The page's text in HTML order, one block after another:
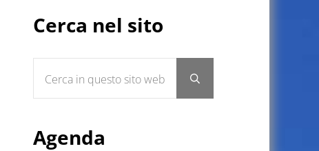
Cerca nel sito
Submit search
Agenda